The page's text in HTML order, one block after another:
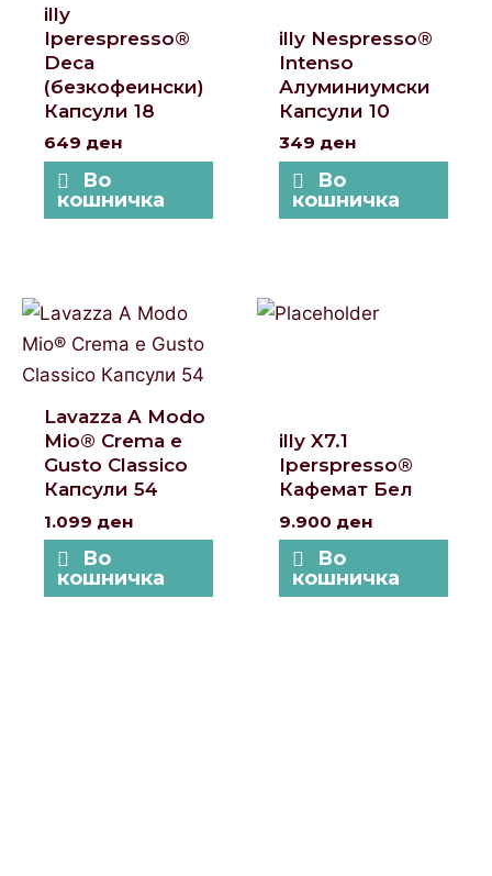
illy
Iperespresso®
Deca
(безкофеински)
Капсули 18
649 ден
Во
кошничка
illy Nespresso®
Intenso
Алуминиумски
Капсули 10
349 ден
Во
кошничка
Lavazza A Modo
Mio® Crema e
Gusto Classico
Капсули 54
1.099 ден
Во
кошничка
illy X7.1
Iperspresso®
Кафемат Бел
9.900 ден
Во
кошничка